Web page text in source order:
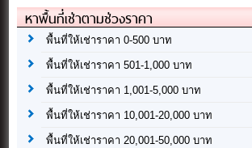
หาพื้นที่เช่าตามช่วงราคา
พื้นที่ให้เช่าราคา 0-500 บาท
พื้นที่ให้เช่าราคา 501-1,000 บาท
พื้นที่ให้เช่าราคา 1,001-5,000 บาท
พื้นที่ให้เช่าราคา 10,001-20,000 บาท
พื้นที่ให้เช่าราคา 20,001-50,000 บาท